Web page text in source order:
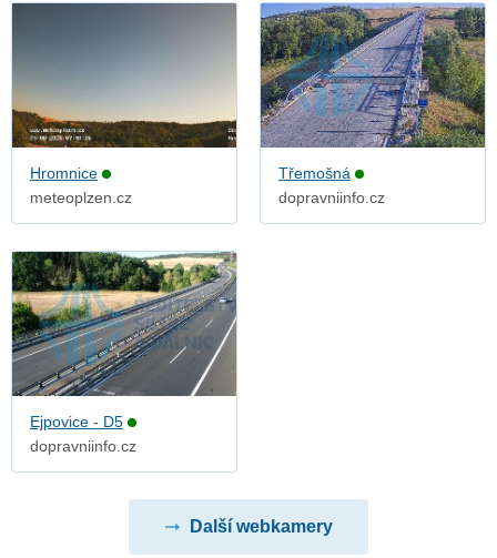
Hromnice
meteoplzen.cz
Třemošná
dopravniinfo.cz
Ejpovice - D5
dopravniinfo.cz
Další webkamery